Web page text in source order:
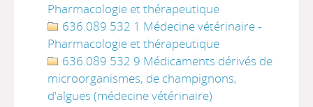
Pharmacologie et thérapeutique
636.089 532 1 Médecine vétérinaire -
Pharmacologie et thérapeutique
636.089 532 9 Médicaments dérivés de
microorganismes, de champignons,
d'algues (médecine vétérinaire)